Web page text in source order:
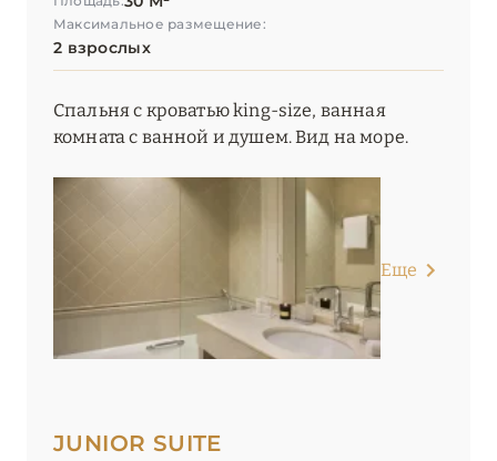
Максимальное размещение:
2 взрослых
Спальня с кроватью king-size, ванная
комната с ванной и душем. Вид на море.
Еще
JUNIOR SUITE